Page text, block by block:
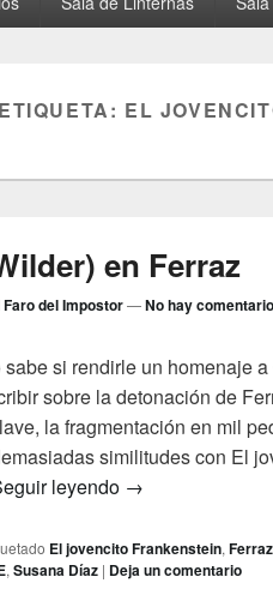
EL
en Ferraz
Faro del Impostor—No hay
si rendirle un homenaje
sobre la detonación de
la fragmentación en mil
similitudes con El
leyendo Hitchcock (y
→
El jovencito Frankenstein, Ferraz
, Susana Díaz | Deja un comentario